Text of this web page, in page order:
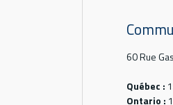
60 Rue
Québec :
Ontario :